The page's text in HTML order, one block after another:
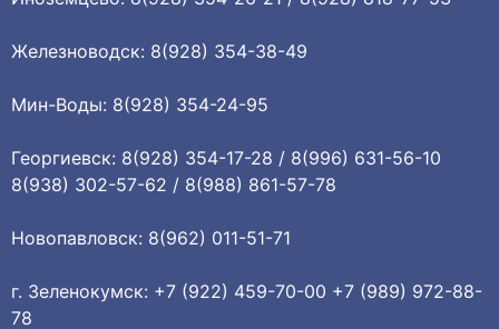
Железноводск: 8(928) 354-38-49
Мин-Воды: 8(928) 354-24-95
Георгиевск: 8(928) 354-17-28 / 8(996) 631-56-10
8(938) 302-57-62 / 8(988) 861-57-78
Новопавловск: 8(962) 011-51-71
г. Зеленокумск: +7 (922) 459-70-00 +7 (989) 972-88-
78